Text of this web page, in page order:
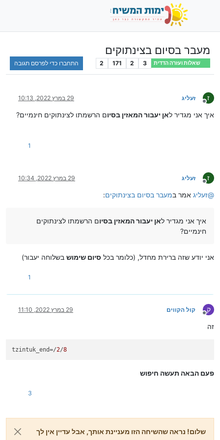
מעבר בסיום בצינתוקים
שאלות ועזרה הדדית 3
2
171
2 התחברו כדי לפרסם תגובה
ז
מנותק
זעליג 29 במרץ 2022, 10:13
איך אני מגדיר לאן יעבור המאזין בסיום הרשמתו לצינתוקים חינמיים?
1
ז
מנותק
זעליג 29 במרץ 2022, 10:34
@זעליג אמר במעבר בסיום בצינתוקים:
איך אני מגדיר לאן יעבור המאזין בסיום הרשמתו לצינתוקים
חינמיים?
אני יודע שזה ברירת מחדל, (כלומר בכל סיום שימוש בשלוחה יעבור)
1
ק
מנותק
קול הקווים 29 במרץ 2022, 11:10
זה
tzintuk_end=/2/8
פעם הבאה תעשה חיפוש
3
שלום! נראה שהשיחה הזו מעניינת אותך, אבל עדיין אין לך